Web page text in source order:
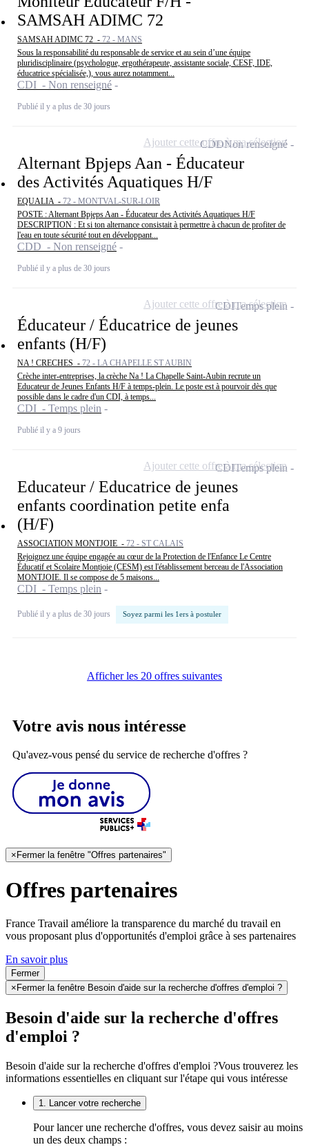
SAMSAH ADIMC 72
SAMSAH ADIMC 72 - 72 - MANS
Sous la responsabilité du responsable de service et au sein d’une équipe
pluridisciplinaire (psychologue, ergothérapeute, assistante sociale, CESF, IDE,
éducatrice spécialisée,), vous aurez notamment...
CDI - Non renseigné
Publié il y a plus de 30 jours
Alternant Bpjeps Aan - Éducateur
des Activités Aquatiques H/F
EQUALIA - 72 - MONTVAL-SUR-LOIR
POSTE : Alternant Bpjeps Aan - Éducateur des Activités Aquatiques H/F
DESCRIPTION : Et si ton alternance consistait à permettre à chacun de profiter de
l'eau en toute sécurité tout en développant...
CDD - Non renseigné
Publié il y a plus de 30 jours
CDDNon renseigné
Ajouter cette offre à ma sélection
Éducateur / Éducatrice de jeunes
enfants (H/F)
NA ! CRECHES - 72 - LA CHAPELLE ST AUBIN
Crèche inter-entreprises, la crèche Na ! La Chapelle Saint-Aubin recrute un
Educateur de Jeunes Enfants H/F à temps-plein. Le poste est à pourvoir dès que
possible dans le cadre d'un CDI, à temps...
CDI - Temps plein
Publié il y a 9 jours
CDITemps plein
Ajouter cette offre à ma sélection
Educateur / Educatrice de jeunes
enfants coordination petite enfa
(H/F)
ASSOCIATION MONTJOIE - 72 - ST CALAIS
Rejoignez une équipe engagée au cœur de la Protection de l'Enfance Le Centre
Éducatif et Scolaire Montjoie (CESM) est l'établissement berceau de l'Association
MONTJOIE. Il se compose de 5 maisons...
CDI - Temps plein
Publié il y a plus de 30 jours Soyez parmi les 1ers à postuler
CDITemps plein
Ajouter cette offre à ma sélection
Afficher les 20 offres suivantes
Votre avis nous intéresse
Qu'avez-vous pensé du service de recherche d'offres ?
× Fermer la fenêtre "Offres partenaires"
Offres partenaires
France Travail améliore la transparence du marché du travail en
vous proposant plus d'opportunités d'emploi grâce à ses partenaires
En savoir plus
Fermer
× Fermer la fenêtre Besoin d'aide sur la recherche d'offres d'emploi ?
Besoin d'aide sur la recherche d'offres
d'emploi ?
Besoin d'aide sur la recherche d'offres d'emploi ?Vous trouverez les
informations essentielles en cliquant sur l'étape qui vous intéresse
1. Lancer votre recherche
Pour lancer une recherche d'offres, vous devez saisir au moins
un des deux champs :